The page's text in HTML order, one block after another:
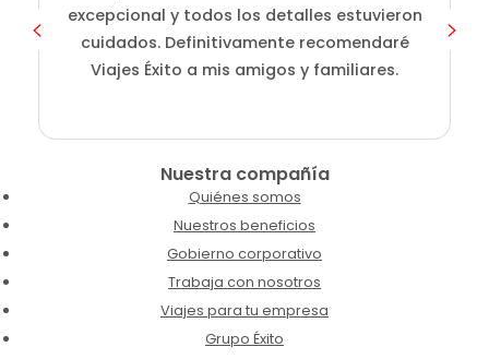
excepcional y todos los detalles estuvieron
cuidados. Definitivamente recomendaré
Viajes Éxito a mis amigos y familiares.
Nuestra compañía
Quiénes somos
Nuestros beneficios
Gobierno corporativo
Trabaja con nosotros
Viajes para tu empresa
Grupo Éxito